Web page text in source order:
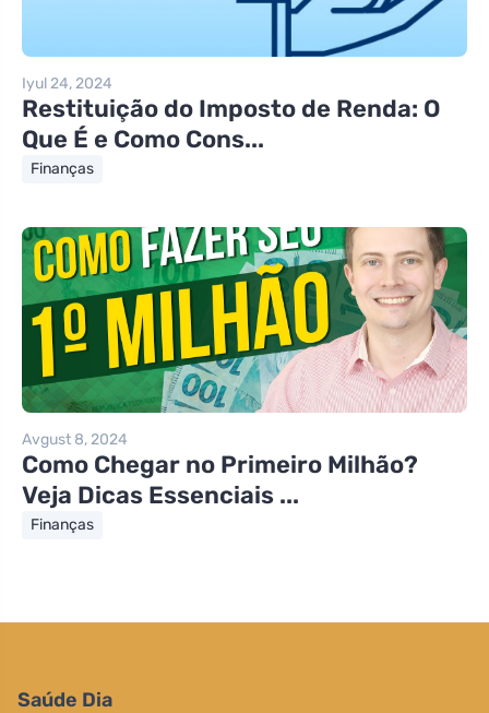
Iyul 24, 2024
Restituição do Imposto de Renda: O
Que É e Como Cons...
Finanças
Avgust 8, 2024
Como Chegar no Primeiro Milhão?
Veja Dicas Essenciais ...
Finanças
Saúde Dia